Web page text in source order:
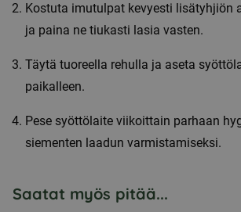
Kostuta imutulpat kevyesti lisätyhjiön
ja paina ne tiukasti lasia vasten.
Täytä tuoreella rehulla ja aseta
paikalleen.
Pese syöttölaite viikoittain parhaan
siementen laadun varmistamiseksi.
Saatat myös pitää...